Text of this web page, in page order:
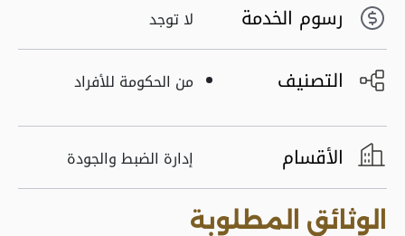
رسوم الخدمة لا توجد
التصنيف من الحكومة للأفراد
الأقسام إدارة الضبط والجودة
الوثائق المطلوبة